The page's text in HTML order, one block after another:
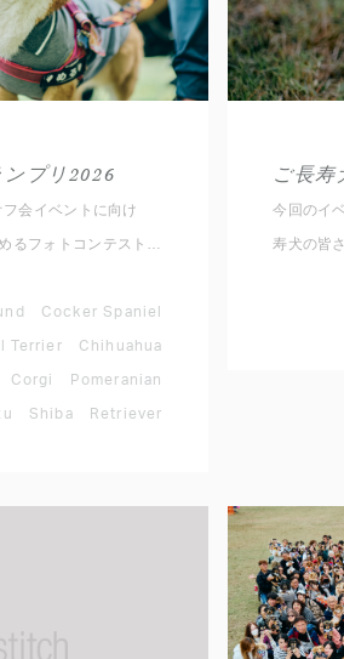
プリ2026
会イベントに向け
るフォトコンテストを
、指定のハッシュタグ
ンションして
。 思わず笑ってしまう
ひご応募ください。
Cocker Spaniel
Terrier Chihuahua
Corgi Pomeranian
Shiba Retriever
今回のイ
寿犬の皆